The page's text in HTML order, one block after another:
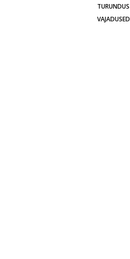
TURUNDUS
VAJADUSED